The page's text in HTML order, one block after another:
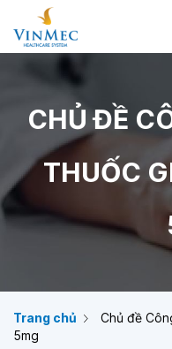
CHỦ ĐỀ
THUỐC
Trang chủ
Chủ đề
5mg